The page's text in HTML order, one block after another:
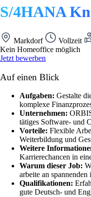
S/4HANA
Markdorf Vollzeit
Kein Homeoffice möglich
Jetzt bewerben
Auf einen Blick
Aufgaben: Gestalte
komplexe
Unternehmen:
tätiges Software- und
Vorteile: Flexible
Weiterbildung und
Weitere
Karrierechancen in
Warum dieser Job:
arbeite an
Qualifikationen:
gute Deutsch- und